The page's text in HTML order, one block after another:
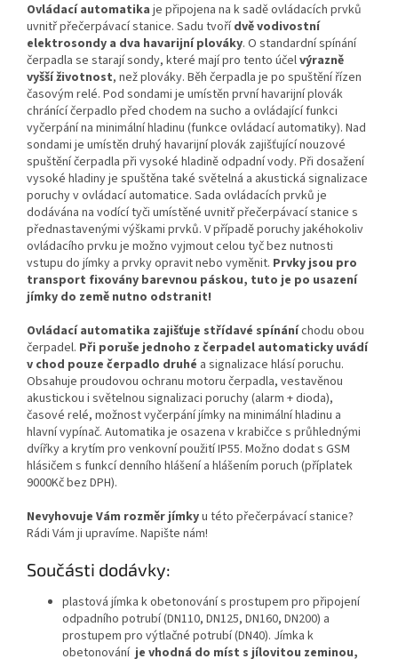
Ovládací automatika je připojena na k sadě ovládacích prvků
uvnitř přečerpávací stanice. Sadu tvořídvě vodivostní
elektrosondy a dva havarijní plováky. O standardní spínání
čerpadla se starají sondy, které mají pro tento účelvýrazně
vyšší životnost, než plováky. Běh čerpadla je po spuštění řízen
časovým relé. Pod sondami je umístěn první havarijní plovák
chránící čerpadlo před chodem na sucho a ovládající funkci
vyčerpání na minimální hladinu (funkce ovládací automatiky). Nad
sondami je umístěn druhý havarijní plovák zajišťující nouzové
spuštění čerpadla při vysoké hladině odpadní vody. Při dosažení
vysoké hladiny je spuštěna také světelná a akustická signalizace
poruchy v ovládací automatice. Sada ovládacích prvků je
dodávána na vodící tyči umístěné uvnitř přečerpávací stanice s
přednastavenými výškami prvků. V případě poruchy jakéhokoliv
ovládacího prvku je možno vyjmout celou tyč bez nutnosti
vstupu do jímky a prvky opravit nebo vyměnit. Prvky jsou pro
transport fixovány barevnou páskou, tuto je po usazení
jímky do země nutno odstranit!
Ovládací automatika zajišťuje střídavé spínáníchodu obou
čerpadel. Při poruše jednoho z čerpadel automaticky uvádí
v chod pouze čerpadlo druhé a signalizace hlásí poruchu.
Obsahuje proudovou ochranu motoru čerpadla, vestavěnou
akustickou i světelnou signalizaci poruchy (alarm + dioda),
časové relé, možnost vyčerpání jímky na minimální hladinu a
hlavní vypínač. Automatika je osazena v krabičce s průhlednými
dvířky a krytím pro venkovní použití IP55. Možno dodat s GSM
hlásičem s funkcí denního hlášení a hlášením poruch (příplatek
9000Kč bez DPH).
Nevyhovuje Vám rozměr jímkyu této přečerpávací stanice?
Rádi Vám ji upravíme. Napište nám!
Součásti dodávky:
plastová jímka k obetonování s prostupem pro připojení
odpadního potrubí (DN110, DN125, DN160, DN200) a
prostupem pro výtlačné potrubí (DN40). Jímka k
obetonování je vhodná do míst s jílovitou zeminou,